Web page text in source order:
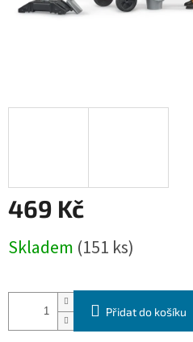
469 Kč
cena:
Skladem (151 ks)
Přidat do košíku